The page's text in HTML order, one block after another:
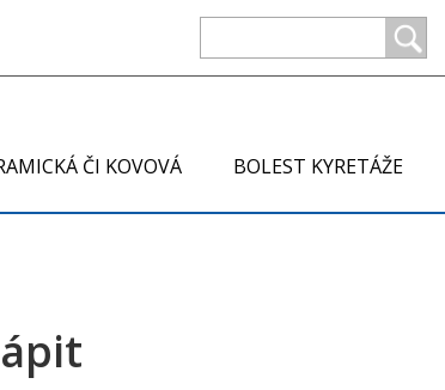
ČI KOVOVÁ BOLEST KYRETÁŽE